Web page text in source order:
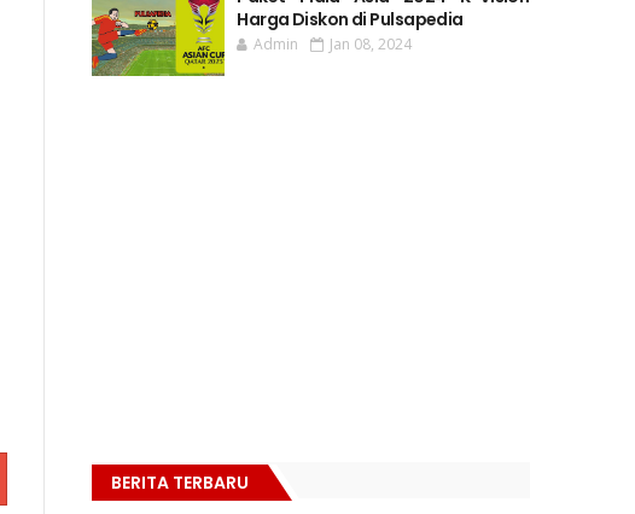
Harga Diskon di Pulsapedia
Admin Jan 08, 2024
BERITA TERBARU